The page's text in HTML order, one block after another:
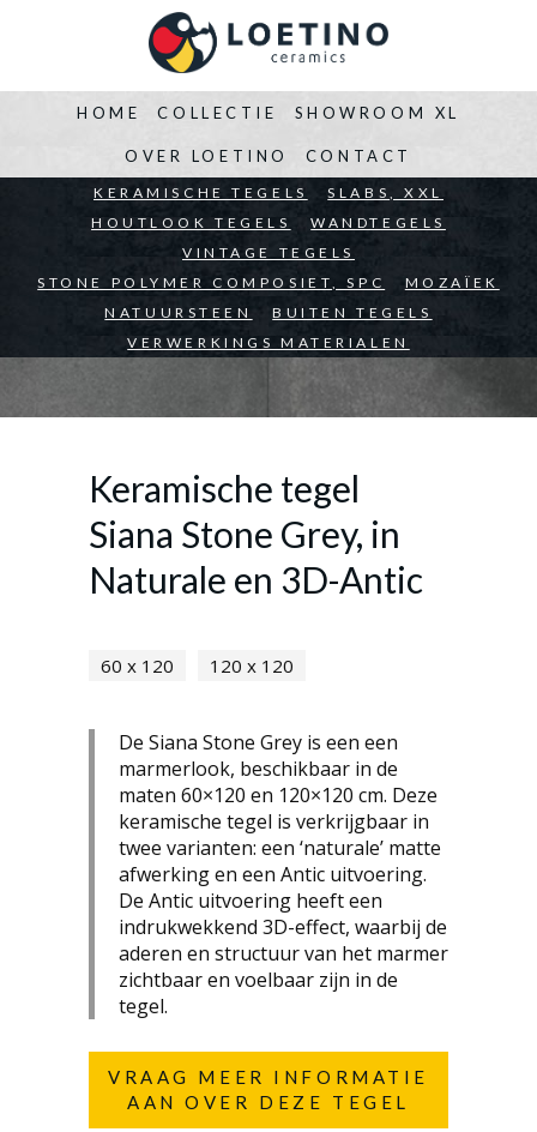
HOME
BEDRIJVEN ARCHITECTEN PARTICULIEREN
COLLECTIE
KERAMISCHE TEGELS
SLABS, XXL
HOUTLOOK TEGELS
WANDTEGELS
VINTAGE TEGELS
STONE POLYMER COMPOSIET, SPC
MOZAÏEK
NATUURSTEEN
BUITEN TEGELS
VERWERKINGS MATERIALEN
SHOWROOM XL
OVER LOETINO CONTACT
Keramische tegel
Siana Stone Grey, in
Naturale en 3D-Antic
60 x 120 120 x 120
De Siana Stone Grey is een een
marmerlook, beschikbaar in de
maten 60×120 en 120×120 cm. Deze
keramische tegel is verkrijgbaar in
twee varianten: een ‘naturale’ matte
afwerking en een Antic uitvoering.
De Antic uitvoering heeft een
indrukwekkend 3D-effect, waarbij de
aderen en structuur van het marmer
zichtbaar en voelbaar zijn in de
tegel.
VRAAG MEER INFORMATIE
AAN OVER DEZE TEGEL